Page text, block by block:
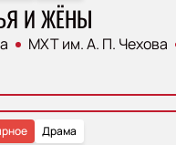
И ЖЁНЫ
МХТ им. А. П. Чехова
Драма